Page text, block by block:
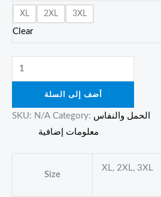
XL 2XL 3XL
Clear
أضف إلى السلة
SKU: N/A Category: الحمل والنفاس
معلومات إضافية
Size
XL, 2XL, 3XL